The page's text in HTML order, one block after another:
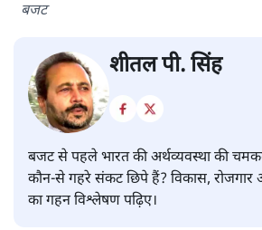
बजट
शीतल पी. सिंह
बजट से पहले भारत की अर्थव्यवस्था की
कौन-से गहरे संकट छिपे हैं? विकास,
का गहन विश्लेषण पढ़िए।